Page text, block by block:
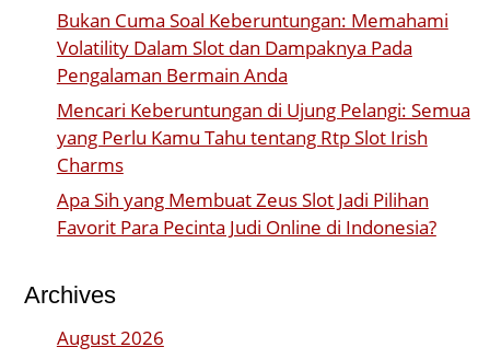
Bukan Cuma Soal Keberuntungan: Memahami
Volatility Dalam Slot dan Dampaknya Pada
Pengalaman Bermain Anda
Mencari Keberuntungan di Ujung Pelangi: Semua
yang Perlu Kamu Tahu tentang Rtp Slot Irish
Charms
Apa Sih yang Membuat Zeus Slot Jadi Pilihan
Favorit Para Pecinta Judi Online di Indonesia?
Archives
August 2026